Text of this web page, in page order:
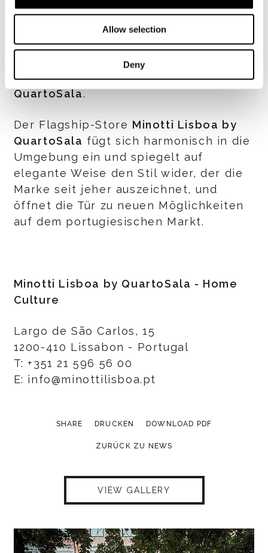
Allow selection
Deny
VIEW GALLERY
zusammen und haben dann beschlossen,
das Projekt zur Eröffnung eines Minotti-
Flagship-Stores im Stadtzentrum zu
Clemente Rosado
Pedro d'Orey,die Partner von
QuartoSala.
Der Flagship-Store Minotti Lisboa by
QuartoSala fügt sich harmonisch in die
Umgebung ein und spiegelt auf
elegante Weise den Stil wider, der die
Marke seit jeher auszeichnet, und
öffnet die Tür zu neuen Möglichkeiten
auf dem portugiesischen Markt.
Minotti Lisboa by QuartoSala - Home
Culture
Largo de São Carlos, 15
1200-410 Lissabon - Portugal
T: +351 21 596 56 00
E: info@minottilisboa.pt
SHARE DRUCKEN DOWNLOAD PDF
ZURÜCK ZU NEWS